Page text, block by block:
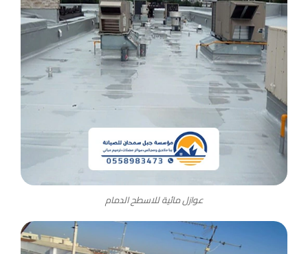
عوازل مائية للاسطح الدمام